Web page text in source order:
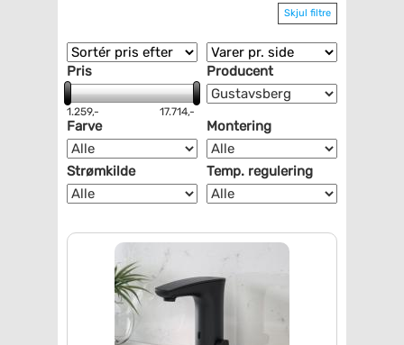
Skjul filtre
Pris
1.259,- 17.714,-
Producent
Farve Montering
Strømkilde Temp. regulering